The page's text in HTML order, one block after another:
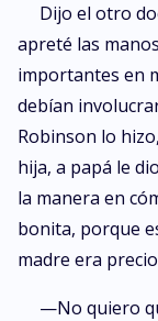
Dijo el otro
apreté las
importantes en
debían
Robinson lo
hija, a papá le
la manera en
bonita, porque
madre era
—No quiero